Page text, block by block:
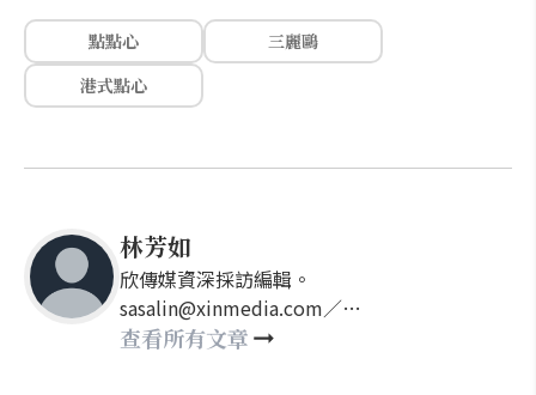
點點心
三麗鷗
港式點心
林芳如
欣傳媒資深採訪編輯。
sasalin@xinmedia.com／
happy21917@gmail.com
查看所有文章